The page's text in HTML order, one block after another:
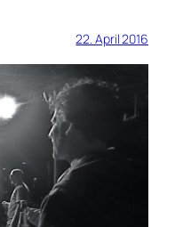
22. April 2016